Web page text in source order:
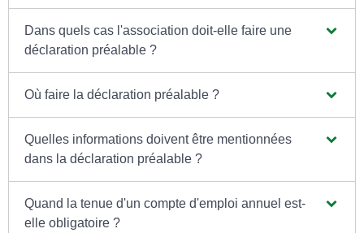
Dans quels cas l'association doit-elle faire une
déclaration préalable ?
Où faire la déclaration préalable ?
Quelles informations doivent être mentionnées
dans la déclaration préalable ?
Quand la tenue d'un compte d'emploi annuel est-
elle obligatoire ?